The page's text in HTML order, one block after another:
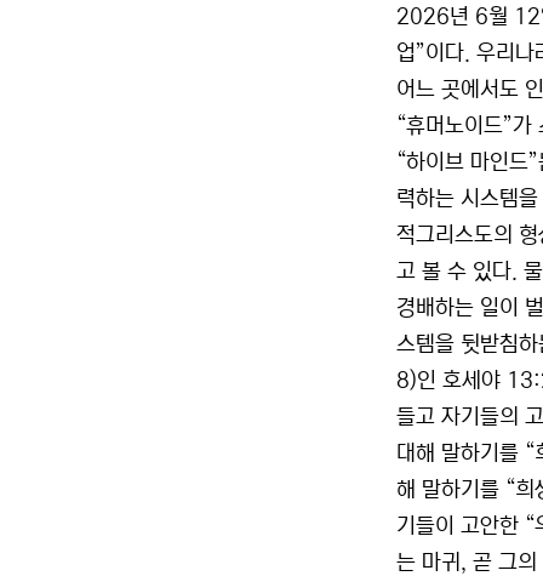
2026년 6월 12
업”이다. 우리
어느 곳에서도
“휴머노이드”
“하이브 마인드
력하는 시스템
적그리스도의
고 볼 수 있다.
경배하는 일이
스템을 뒷받침
8)인 호세야
들고 자기들의
대해 말하기를
해 말하기를 “희
기들이 고안한
는 마귀, 곧 그의